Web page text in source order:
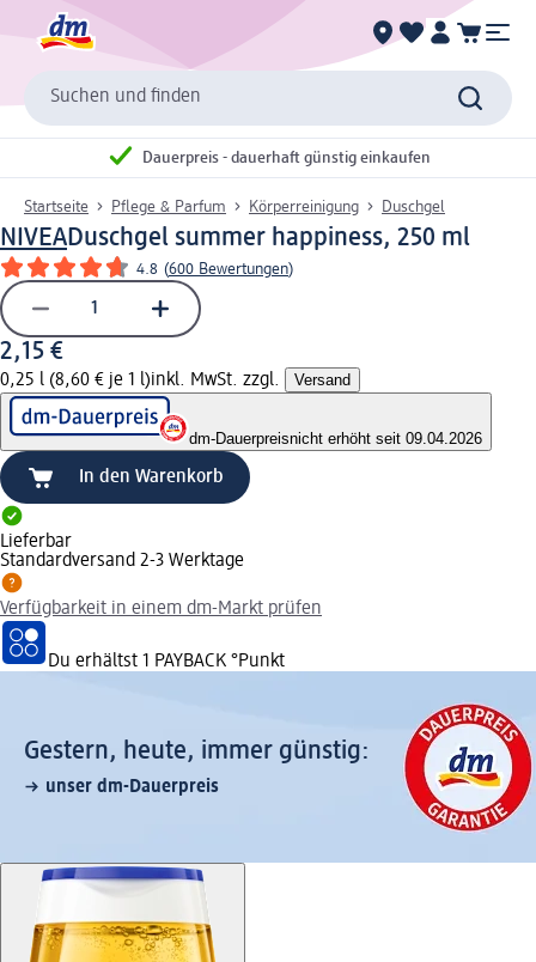
Suchen und finden
Dauerpreis - dauerhaft günstig einkaufen
Startseite Pflege & Parfum Körperreinigung Duschgel
NIVEADuschgel summer happiness, 250 ml
4.8 (600 Bewertungen)
2,15 €
0,25 l (8,60 € je 1 l)inkl. MwSt. zzgl. Versand
dm-Dauerpreisnicht erhöht seit 09.04.2026
In den Warenkorb
Lieferbar
Standardversand 2-3 Werktage
Verfügbarkeit in einem dm-Markt prüfen
Du erhältst 1 PAYBACK °Punkt
Gestern, heute, immer günstig:
unser dm-Dauerpreis